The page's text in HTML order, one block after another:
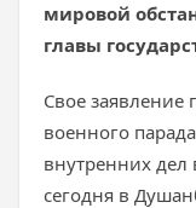
мировой
главы
Свое заявление
военного
внутренних дел
сегодня в